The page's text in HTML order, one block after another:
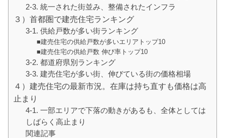
2-3. 統一された街並み、整備されたインフラ
３）首都圏で建売住宅ランキング
3-1. 供給戸数が多い街ランキング
■建売住宅の供給戸数が多いエリアトップ10
■建売住宅の供給戸数 伸び率トップ10
3-2. 都道府県別ランキング
3-3. 建売住宅が多い街、伸びている街の価格相場
４）建売住宅の最新市況。在庫は持ち直すも価格は高
止まり
4-1. 一部エリアで下落の動きがあるも、全体としては
しばらく高止まり
関連記事